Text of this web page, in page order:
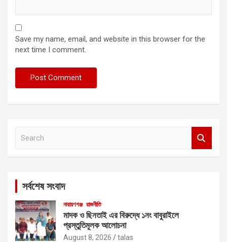
Save my name, email, and website in this browser for the
next time I comment.
সর্বশেষ সংবাদ
নারায়ণগঞ্জ রাজনীতি
মাদক ও ছিনতাই এর বিরুদ্ধে ১নং বাবুরাইলে
প্রস্তুতিমূলক আলোচনা
August 8, 2026 talas